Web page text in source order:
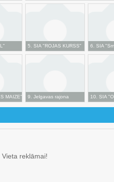
5 SIA "ROJAS KURSS" 6 SIA
MAIZE" 9
Jelgavas rajona
Upneres individuālais
10 SIA
Vieta reklāmai!